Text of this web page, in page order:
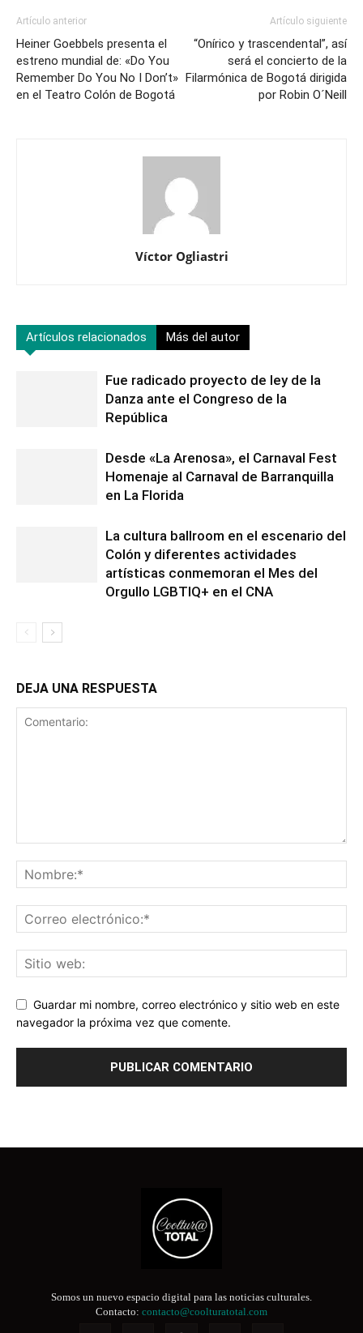
Artículo anterior
Heiner Goebbels presenta el
estreno mundial de: «Do You
Remember Do You No I Don’t»
en el Teatro Colón de Bogotá
Artículo siguiente
“Onírico y trascendental”, así
será el concierto de la
Filarmónica de Bogotá dirigida
por Robin O´Neill
Víctor Ogliastri
Artículos relacionados Más del autor
Fue radicado proyecto de ley de la
Danza ante el Congreso de la
República
Desde «La Arenosa», el Carnaval Fest
Homenaje al Carnaval de Barranquilla
en La Florida
La cultura ballroom en el escenario del
Colón y diferentes actividades
artísticas conmemoran el Mes del
Orgullo LGBTIQ+ en el CNA
DEJA UNA RESPUESTA
Guardar mi nombre, correo electrónico y sitio web en este
navegador la próxima vez que comente.
Somos un nuevo espacio digital para las noticias culturales.
Contacto: contacto@coolturatotal.com